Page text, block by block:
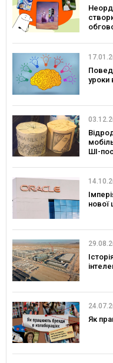
уроки
ШІ-
нової
Як